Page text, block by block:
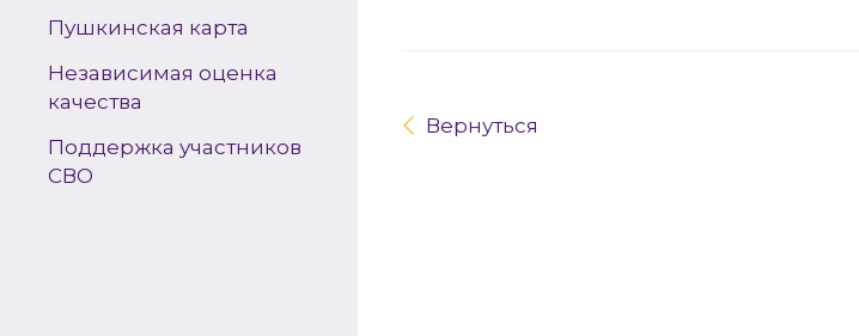
Пушкинская карта
Независимая оценка
качества
Поддержка участников
СВО
Вернуться